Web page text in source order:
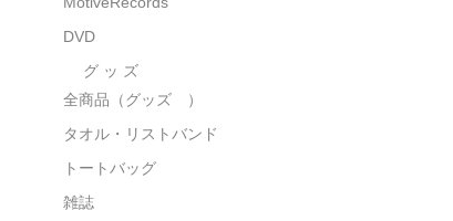
DVD
グ ッ ズ
全商品（グッズ ）
タオル・リストバンド
トートバッグ
雑誌